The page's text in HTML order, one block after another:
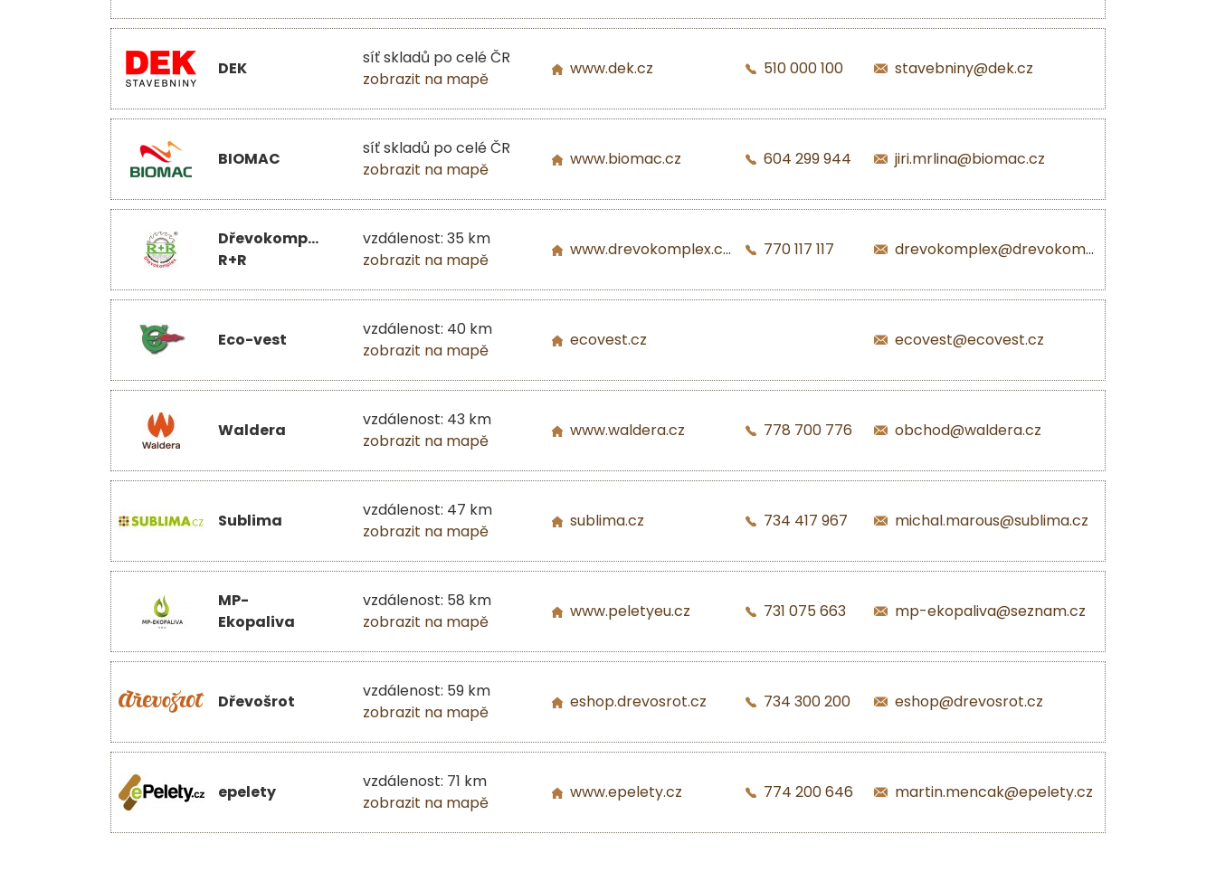
DEK
síť skladů po celé ČR
zobrazit na mapě
www.dek.cz 510 000 100 stavebniny@dek.cz
BIOMAC
síť skladů po celé ČR
zobrazit na mapě
www.biomac.cz 604 299 944 jiri.mrlina@biomac.cz
Dřevokomplex
R+R
vzdálenost: 35 km
zobrazit na mapě
www.drevokomplex.com 770 117 117 drevokomplex@drevokomplex.com
Eco-vest
vzdálenost: 40 km
zobrazit na mapě
ecovest.cz ecovest@ecovest.cz
Waldera
vzdálenost: 43 km
zobrazit na mapě
www.waldera.cz 778 700 776 obchod@waldera.cz
Sublima
vzdálenost: 47 km
zobrazit na mapě
sublima.cz 734 417 967 michal.marous@sublima.cz
MP-
Ekopaliva
vzdálenost: 58 km
zobrazit na mapě
www.peletyeu.cz 731 075 663 mp-ekopaliva@seznam.cz
Dřevošrot
vzdálenost: 59 km
zobrazit na mapě
eshop.drevosrot.cz 734 300 200 eshop@drevosrot.cz
epelety
vzdálenost: 71 km
zobrazit na mapě
www.epelety.cz 774 200 646 martin.mencak@epelety.cz